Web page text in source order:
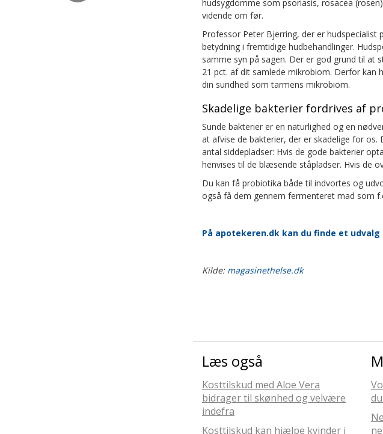
hudsygdomme som psoriasis, rosacea
vidende om før.
Professor Peter Bjerring, der er
betydning i fremtidige hudbehandlinger.
samme syn på sagen. Der er god grund til
21 pct. af dit samlede mikrobiom. Derfor
din sundhed som tarmens mikrobiom.
Skadelige bakterier fordrives af
Sunde bakterier er en naturlighed og en
at afvise de bakterier, der er skadelige for
antal siddepladser: Hvis de gode bakterier
henvises til de blæsende ståpladser. Hvis de
Du kan få probiotika både til indvortes og
også få dem gennem fermenteret mad som
På apotekeren.dk kan du finde et
Kilde: magasinethelse.dk
Læs også
Kosttilskud med Aloe Vera
bidrager til skønhed og velvære
indefra
Kosttilskud kan hjælpe kvinder i